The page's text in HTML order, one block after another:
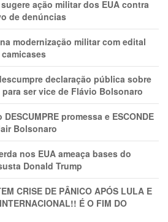
ação militar dos EUA contra
de denúncias
modernização militar com edital
declaração pública sobre
ser vice de Flávio Bolsonaro
promessa e ESCONDE
Bolsonaro
nos EUA ameaça bases do
Donald Trump
CRlSE DE PÂNlCO APÓS LULA E
É O FIM DO